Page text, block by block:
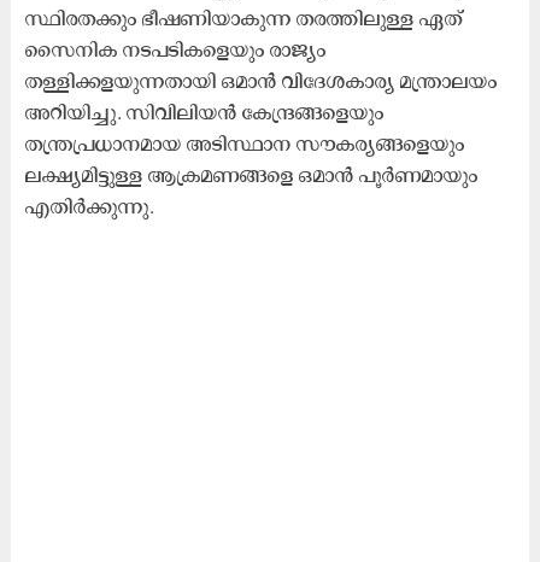
സ്ഥിരതക്കും ഭീഷണിയാകുന്ന തരത്തിലുള്ള ഏത്
സൈനിക നടപടികളെയും രാജ്യം
തള്ളിക്കളയുന്നതായി ഒമാൻ വിദേശകാര്യ മന്ത്രാലയം
അറിയിച്ചു. സിവിലിയൻ കേന്ദ്രങ്ങളെയും
തന്ത്രപ്രധാനമായ അടിസ്ഥാന സൗകര്യങ്ങളെയും
ലക്ഷ്യമിട്ടുള്ള ആക്രമണങ്ങളെ ഒമാൻ പൂർണമായും
എതിർക്കുന്നു.